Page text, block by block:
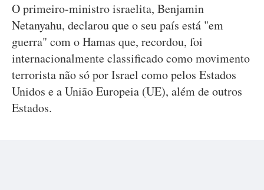
O primeiro-ministro israelita, Benjamin
Netanyahu, declarou que o seu país está "em
guerra" com o Hamas que, recordou, foi
internacionalmente classificado como movimento
terrorista não só por Israel como pelos Estados
Unidos e a União Europeia (UE), além de outros
Estados.